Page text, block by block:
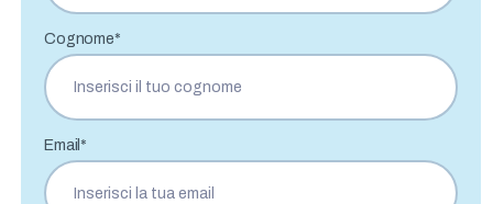
Cognome*
Email*